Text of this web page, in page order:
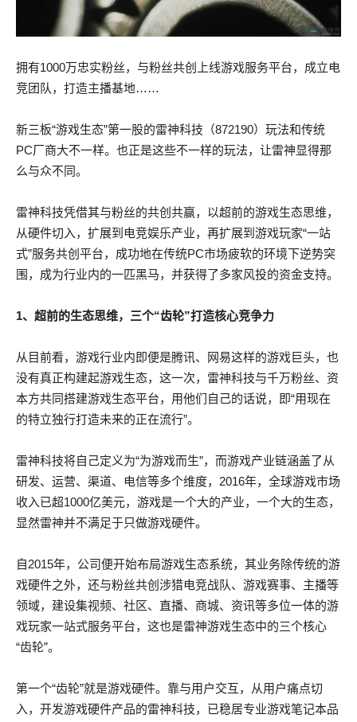
拥有1000万忠实粉丝，与粉丝共创上线游戏服务平台，成立电
竞团队，打造主播基地……
新三板“游戏生态”第一股的雷神科技（872190）玩法和传统
PC厂商大不一样。也正是这些不一样的玩法，让雷神显得那
么与众不同。
雷神科技凭借其与粉丝的共创共赢，以超前的游戏生态思维，
从硬件切入，扩展到电竞娱乐产业，再扩展到游戏玩家“一站
式”服务共创平台，成功地在传统PC市场疲软的环境下逆势突
围，成为行业内的一匹黑马，并获得了多家风投的资金支持。
1、超前的生态思维，三个“齿轮”打造核心竞争力
从目前看，游戏行业内即便是腾讯、网易这样的游戏巨头，也
没有真正构建起游戏生态，这一次，雷神科技与千万粉丝、资
本方共同搭建游戏生态平台，用他们自己的话说，即“用现在
的特立独行打造未来的正在流行”。
雷神科技将自己定义为“为游戏而生”，而游戏产业链涵盖了从
研发、运营、渠道、电信等多个维度，2016年，全球游戏市场
收入已超1000亿美元，游戏是一个大的产业，一个大的生态，
显然雷神并不满足于只做游戏硬件。
自2015年，公司便开始布局游戏生态系统，其业务除传统的游
戏硬件之外，还与粉丝共创涉猎电竞战队、游戏赛事、主播等
领域，建设集视频、社区、直播、商城、资讯等多位一体的游
戏玩家一站式服务平台，这也是雷神游戏生态中的三个核心
“齿轮”。
第一个“齿轮”就是游戏硬件。靠与用户交互，从用户痛点切
入，开发游戏硬件产品的雷神科技，已稳居专业游戏笔记本品